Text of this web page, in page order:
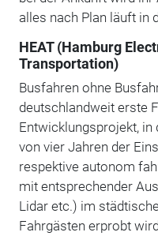
alles nach Plan läuft in
HEAT (Hamburg
Transportation)
Busfahren ohne
deutschlandweit erste
Entwicklungsprojekt, in
von vier Jahren der
respektive autonom
mit entsprechender
Lidar etc.) im
Fahrgästen erprobt